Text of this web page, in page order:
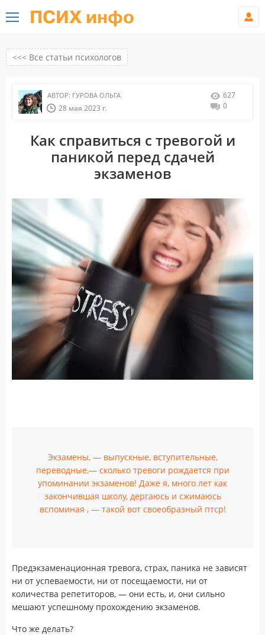
ПСИХ инфо
<<< Все статьи психологов
АВТОР: ГУРОВА ОЛЬГА
28 мая 2023 г.
627
0
Как справиться с тревогой и
паникой перед сдачей
экзаменов
Экзамены, — выпускные, вступительные,
переводные,— сколько тревоги рождается при
упоминании экзаменов! Даже я, много лет как
закончившая школу, дергаюсь и сжимаюсь
вспоминая , — такой вот своеобразный птср!
Предэкзаменационная тревога, страх, паника не зависят
ни от успеваемости, ни от посещаемости, ни от
количества репетиторов, — они есть, и, они сильно
мешают успешному прохождению экзаменов.
Что же делать?